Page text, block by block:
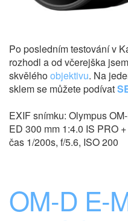
Po posledním testování v
rozhodl a od včerejška
skvěléhoobjektivu. Na
sklem se můžete podívat
EXIF snímku: Olympus
ED 300 mm 1:4.0 IS PRO
čas 1/200s, f/5.6, ISO 200
OM-D E-